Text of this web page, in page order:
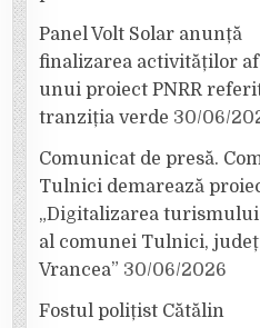
Panel Volt Solar anunță
finalizarea activităților
unui proiect PNRR
tranziția verde 30/06/
Comunicat de presă.
Tulnici demarează
„Digitalizarea
al comunei Tulnici,
Vrancea” 30/06/2026
Fostul polițist Cătălin